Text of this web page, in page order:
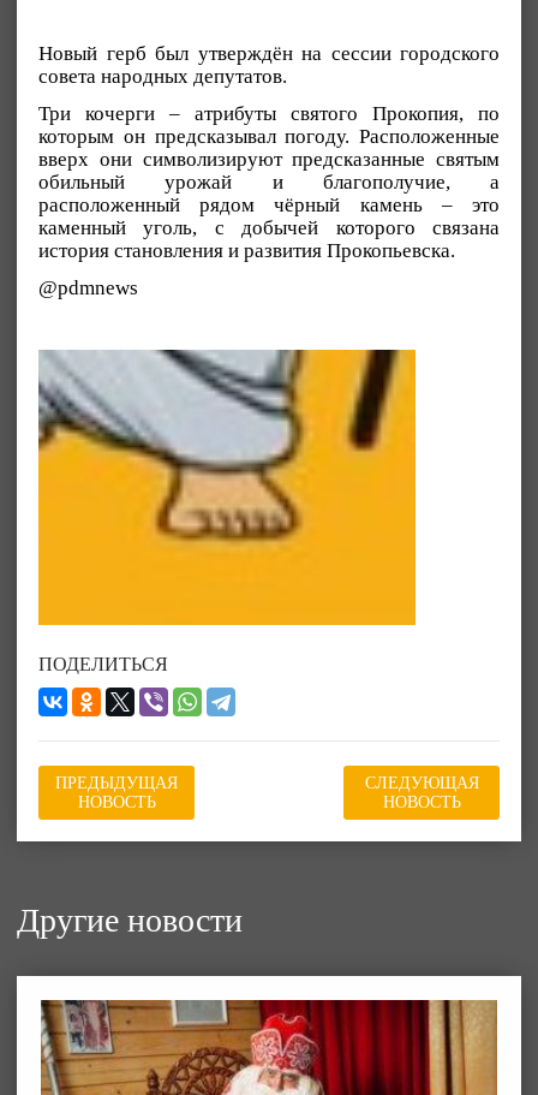
Новый герб был утверждён на сессии городского
совета народных депутатов.
Три кочерги – атрибуты святого Прокопия, по
которым он предсказывал погоду. Расположенные
вверх они символизируют предсказанные святым
обильный урожай и благополучие, а
расположенный рядом чёрный камень – это
каменный уголь, с добычей которого связана
история становления и развития Прокопьевска.
@pdmnews
ПОДЕЛИТЬСЯ
ПРЕДЫДУЩАЯ
НОВОСТЬ
СЛЕДУЮЩАЯ
НОВОСТЬ
Другие новости